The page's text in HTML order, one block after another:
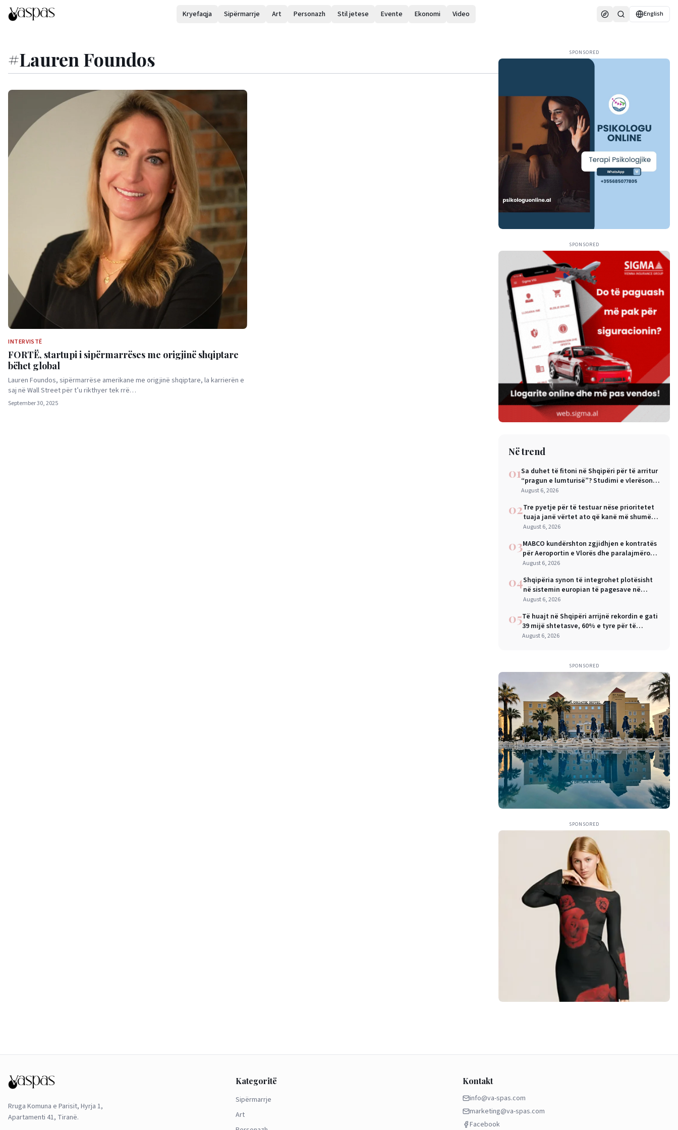
Kryefaqja Sipërmarrje Art Personazh Stil jetese Evente Ekonomi Video English
#Lauren Foundos
INTERVISTË
FORTË, startupi i sipërmarrëses me origjinë shqiptare
bëhet global
Lauren Foundos, sipërmarrëse amerikane me origjinë shqiptare, la karrierën e
saj në Wall Street për t’u rikthyer tek rrë…
September 30, 2025
SPONSORED
SPONSORED
Në trend
01Sa duhet të fitoni në Shqipëri për të arritur
“pragun e lumturisë”? Studimi e vlerëson
në 28 mijë dollarë në vit
August 6, 2026
02Tre pyetje për të testuar nëse prioritetet
tuaja janë vërtet ato që kanë më shumë
rëndësi
August 6, 2026
03MABCO kundërshton zgjidhjen e kontratës
për Aeroportin e Vlorës dhe paralajmëron
arbitrazh ndërkombëtar
August 6, 2026
04Shqipëria synon të integrohet plotësisht
në sistemin europian të pagesave në
nëntor, Sejko: Kursime të mëdha për
August 6, 2026
05Të huajt në Shqipëri arrijnë rekordin e gati
39 mijë shtetasve, 60% e tyre për të
punuar
August 6, 2026
SPONSORED
SPONSORED
Rruga Komuna e Parisit, Hyrja 1,
Apartamenti 41, Tiranë.
Kategoritë
Sipërmarrje
Art
Kontakt
info@va-spas.com
marketing@va-spas.com
Facebook